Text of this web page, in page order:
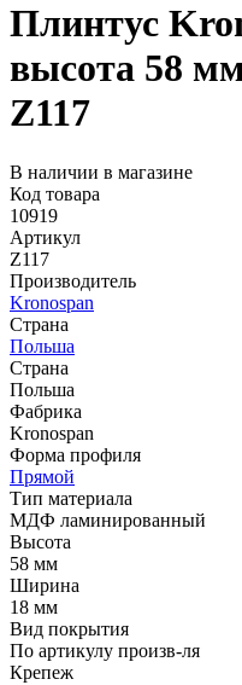
Плинтус
высота 58
Z117
В наличии в магазине
Код товара
10919
Артикул
Z117
Производитель
Kronospan
Страна
Польша
Страна
Польша
Фабрика
Kronospan
Форма профиля
Прямой
Тип материала
МДФ ламинированный
Высота
58 мм
Ширина
18 мм
Вид покрытия
По артикулу произв-ля
Крепеж